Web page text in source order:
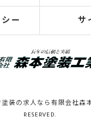
ー サ
装の求人なら有限会社森
RESERVED.